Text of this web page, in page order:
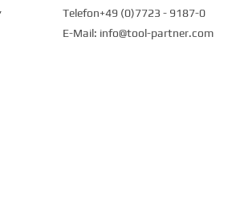
Telefon+49 (0)7723 - 9187-0
E-Mail: info@tool-partner.com